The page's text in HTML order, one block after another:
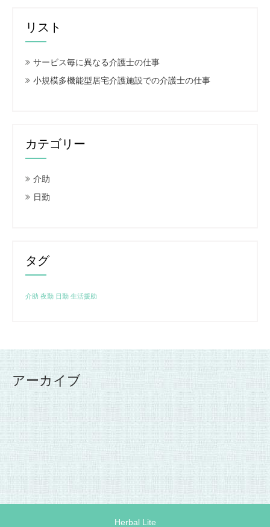
リスト
サービス毎に異なる介護士の仕事
小規模多機能型居宅介護施設での介護士の仕事
カテゴリー
介助
日勤
タグ
介助 夜勤 日勤 生活援助
アーカイブ
Herbal Lite